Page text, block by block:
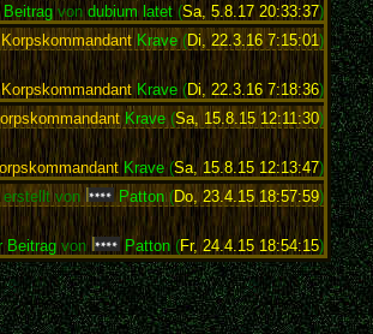
vondubium latet(Sa, 5.8.17 20:33:37)
KorpskommandantKrave(Di, 22.3.16 7:15:01)
KorpskommandantKrave(Di, 22.3.16 7:18:36)
Krave(Sa, 15.8.15 12:11:30)
Krave(Sa, 15.8.15 12:13:47)
erstellt von Patton(Do, 23.4.15 18:57:59)
Beitragvon Patton(Fr, 24.4.15 18:54:15)